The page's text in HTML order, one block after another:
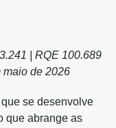
| RQE 100.689
de 2026
se desenvolve
que abrange as